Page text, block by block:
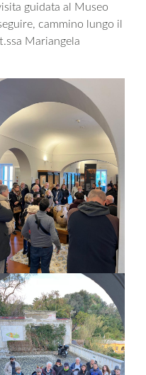
guidata al Museo
cammino lungo il
Mariangela